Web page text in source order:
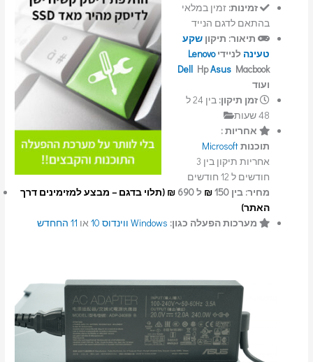
זמינות: זמין במלאי
בהתאם לדגם הנייד
תיאור: תיקוןשקע
טעינה לניידיLenovo
DellHpAsusMacbook
ועוד
זמן תיקון:
בין 24 ל
48 שעות
אחריות :
תוכנותMicrosoft
אחריות תיקון בין 3
חודשים ל 12 חודשים
מחיר: בין 150
₪ ל 690
₪ (תלוי בדגם – מבצע למזימינים דרך
האתר)
מערכות הפעלה כגון: Windows ווינדוס 10 או 11 החחדש